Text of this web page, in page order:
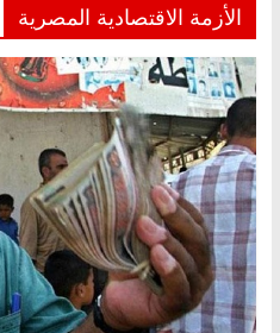
الأزمة الاقتصادية المصرية